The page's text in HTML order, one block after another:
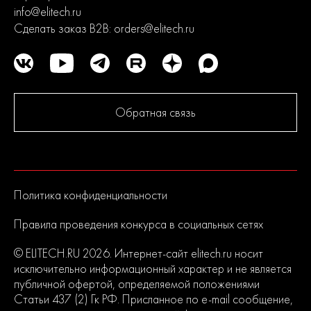
info@elitech.ru
Сделать заказ B2B: orders@elitech.ru
Обратная связь
Политика конфиденциальности
Правила проведения конкурса в социальных сетях
© ELITECH.RU 2026. Интернет-сайт elitech.ru носит
исключительно информационный характер и не является
публичной офертой, определяемой положениями
Статьи 437 (2) Гк РФ. Присланное по e-mail сообщение,